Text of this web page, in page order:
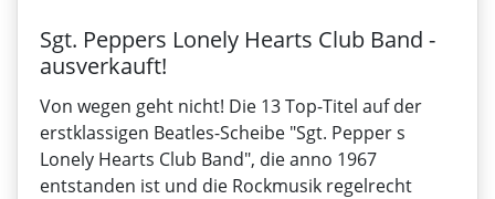
Sgt. Peppers Lonely Hearts Club Band -
ausverkauft!
Von wegen geht nicht! Die 13 Top-Titel auf der
erstklassigen Beatles-Scheibe "Sgt. Pepper s
Lonely Hearts Club Band", die anno 1967
entstanden ist und die Rockmusik regelrecht